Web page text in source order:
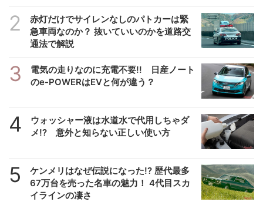
2
赤灯だけでサイレンなしのパトカーは緊
急車両なのか？ 抜いていいのかを道路交
通法で解説
3
電気の走りなのに充電不要!! 日産ノート
のe-POWERはEVと何が違う？
4
ウォッシャー液は水道水で代用しちゃダ
メ!? 意外と知らない正しい使い方
5
ケンメリはなぜ伝説になった!? 歴代最多
67万台を売った名車の魅力！ 4代目スカ
イラインの凄さ